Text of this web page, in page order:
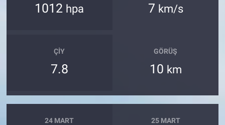
1012 hpa 7 km/s
ÇIY
7.8
GÖRÜŞ
10 km
24 MART 25 MART